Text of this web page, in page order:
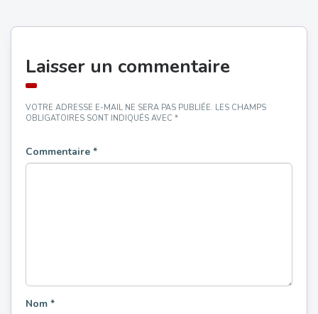
Laisser un commentaire
VOTRE ADRESSE E-MAIL NE SERA PAS PUBLIÉE. LES CHAMPS
OBLIGATOIRES SONT INDIQUÉS AVEC *
Commentaire *
Nom *